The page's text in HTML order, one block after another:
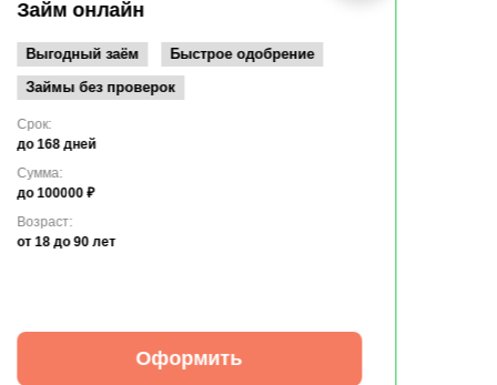
Займ онлайн
Выгодный заём
Быстрое одобрение
Займы без проверок
Срок:
до 168 дней
Сумма:
до 100000 ₽
Возраст:
от 18 до 90 лет
Оформить